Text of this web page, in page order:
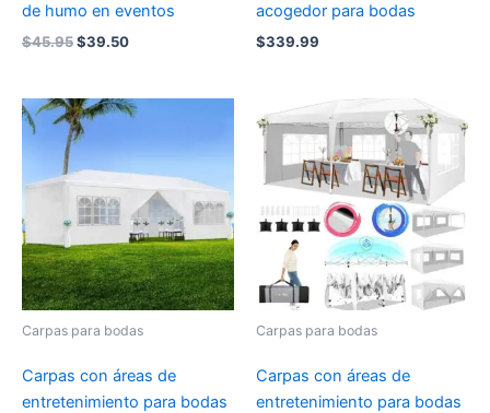
de humo en eventos
$45.95Original
$45.95.
$39.50Current
$39.50.
acogedor para bodas
$339.99
Carpas para bodas
Carpas con áreas de
entretenimiento para bodas
Carpas para bodas
Carpas con áreas de
entretenimiento para bodas